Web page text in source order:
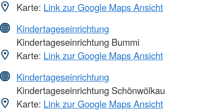
Karte: Link zur Google Maps Ansicht
Kindertageseinrichtung
Kindertageseinrichtung Bummi
Karte: Link zur Google Maps Ansicht
Kindertageseinrichtung
Kindertageseinrichtung Schönwölkau
Karte: Link zur Google Maps Ansicht